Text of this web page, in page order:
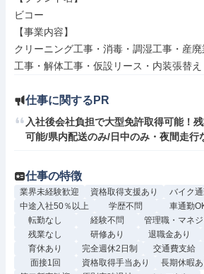
ビコー
【事業内容】
クリーニング工事・消毒・調湿工事・産
工事・解体工事・仮設リース・内装張替え
仕事に関するPR
入社後会社負担で大型免許取得可能！
可能/県内配送のみ/日中のみ・夜間走行
仕事の特徴
業界未経験歓迎 資格取得支援あり
バイク
中途入社50％以上
学歴不問 車通勤
転勤なし
経験不問
管理職・マネ
残業なし
研修あり 退職金あり
育休あり
完全週休2日制 交通費支給
面接1回
資格取得手当あり 長期休暇あ